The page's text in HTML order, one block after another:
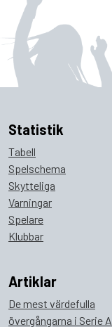
Statistik
Tabell
Spelschema
Skytteliga
Varningar
Spelare
Klubbar
Artiklar
De mest värdefulla
övergångarna i Serie A